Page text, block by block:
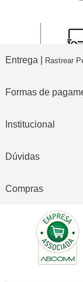
Entrega | Rastrear
Formas de
Institucional
Dúvidas
Compras